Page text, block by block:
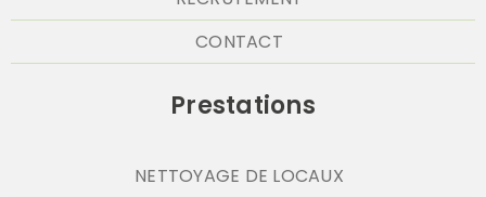
CONTACT
Prestations
NETTOYAGE DE LOCAUX